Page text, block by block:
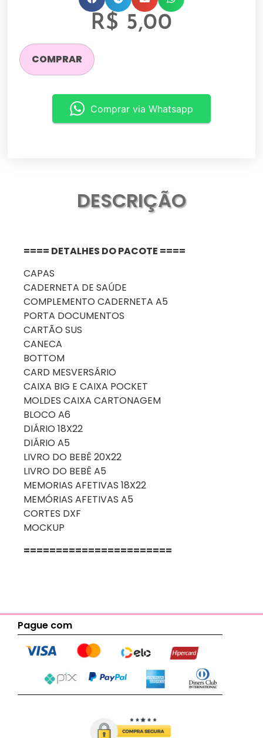
R$ 5,00
COMPRAR
Comprar via Whatsapp
DESCRIÇÃO
==== DETALHES DO PACOTE ====
CAPAS
CADERNETA DE SAÚDE
COMPLEMENTO CADERNETA A5
PORTA DOCUMENTOS
CARTÃO SUS
CANECA
BOTTOM
CARD MESVERSÁRIO
CAIXA BIG E CAIXA POCKET
MOLDES CAIXA CARTONAGEM
BLOCO A6
DIÁRIO 18X22
DIÁRIO A5
LIVRO DO BEBÊ 20X22
LIVRO DO BEBÊ A5
MEMORIAS AFETIVAS 18X22
MEMÓRIAS AFETIVAS A5
CORTES DXF
MOCKUP
=======================
Pague com